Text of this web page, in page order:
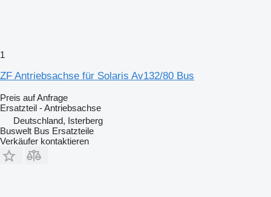
1
ZF Antriebsachse für Solaris Av132/80 Bus
Preis auf Anfrage
Ersatzteil - Antriebsachse
Deutschland, Isterberg
Buswelt Bus Ersatzteile
Verkäufer kontaktieren